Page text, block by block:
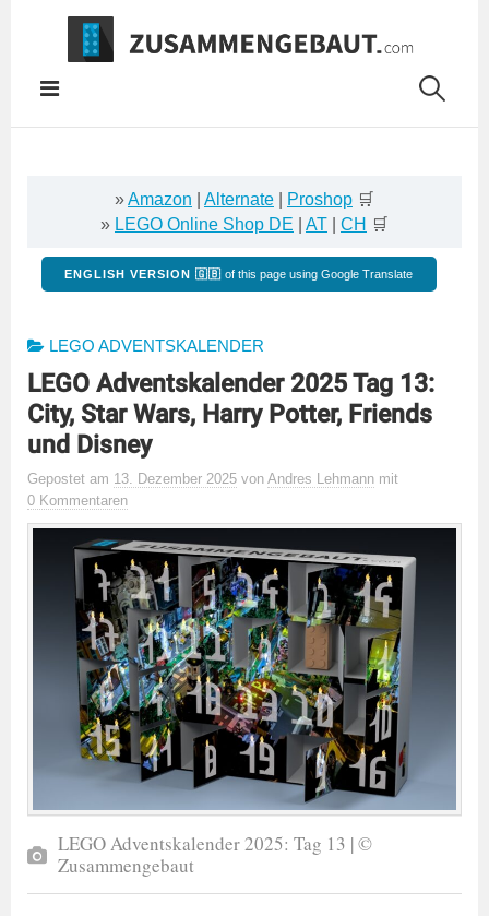
Springe
Inhalt
»Amazon Alternate Proshop 🛒
» LEGO Online Shop DE AT CH 🛒
ENGLISH VERSION 🇬🇧 of this page using Google Translate
LEGO ADVENTSKALENDER
LEGO Adventskalender 2025 Tag 13:
City, Star Wars, Harry Potter, Friends
und Disney
Gepostet am 13. Dezember 2025 von Andres Lehmann mit
0 Kommentaren
LEGO Adventskalender 2025: Tag 13 | ©
Zusammengebaut